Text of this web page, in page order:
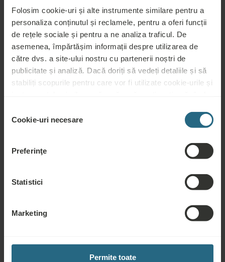
Folosim cookie-uri și alte instrumente similare pentru a
personaliza conținutul și reclamele, pentru a oferi funcții
de rețele sociale și pentru a ne analiza traficul. De
asemenea, împărtășim informații despre utilizarea de
către dvs. a site-ului nostru cu partenerii noștri de
publicitate și analiză. Dacă doriți să vedeți detaliile și să
stabiliți scopurile pentru care vor fi utilizate cookie-urile și
clienți, continuați cu butonul „Activați tot”.
consimțământului
Cookie-uri necesare
Preferinţe
Statistici
Marketing
Permite toate
obstructive cronice, fibroză, astm sever), convalescență
postoperatorie
Recomandat pentru:
Boli infecțioase, febră, hipertensiune arterială necompensată
Vă rugăm să ne contactați pentru orice întrebare legată de hotelurile noastre
programul nostru de loialitate, vă rugăm să faceți click aici.